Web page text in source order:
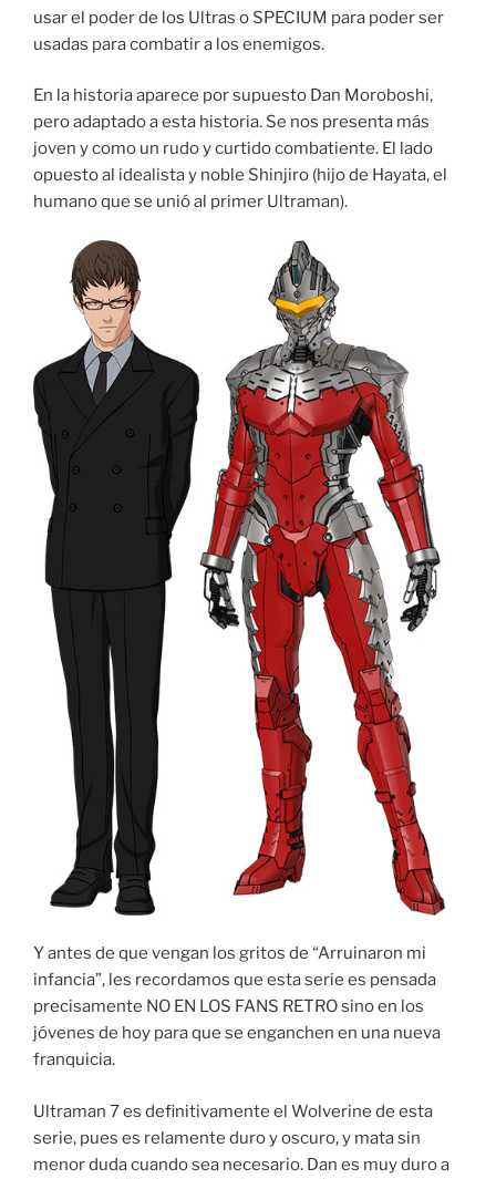
usar el poder de los Ultras o SPECIUM para poder ser
usadas para combatir a los enemigos.
En la historia aparece por supuesto Dan Moroboshi,
pero adaptado a esta historia. Se nos presenta más
joven y como un rudo y curtido combatiente. El lado
opuesto al idealista y noble Shinjiro (hijo de Hayata, el
humano que se unió al primer Ultraman).
Y antes de que vengan los gritos de “Arruinaron mi
infancia”, les recordamos que esta serie es pensada
precisamente NO EN LOS FANS RETRO sino en los
jóvenes de hoy para que se enganchen en una nueva
franquicia.
Ultraman 7 es definitivamente el Wolverine de esta
serie, pues es relamente duro y oscuro, y mata sin
menor duda cuando sea necesario. Dan es muy duro a